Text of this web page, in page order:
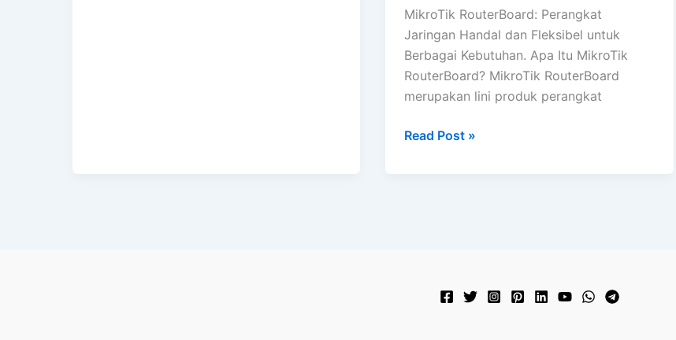
MikroTik RouterBoard: Perangkat
Jaringan Handal dan Fleksibel untuk
Berbagai Kebutuhan. Apa Itu MikroTik
RouterBoard? MikroTik RouterBoard
merupakan lini produk perangkat
MikroTik
Read Post »